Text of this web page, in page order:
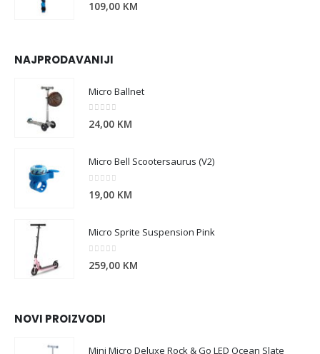
109,00 KM
NAJPRODAVANIJI
Micro Ballnet
0 out of 5
24,00 KM
Micro Bell Scootersaurus (V2)
19,00 KM
Micro Sprite Suspension Pink
259,00 KM
NOVI PROIZVODI
Mini Micro Deluxe Rock & Go LED Ocean Slate